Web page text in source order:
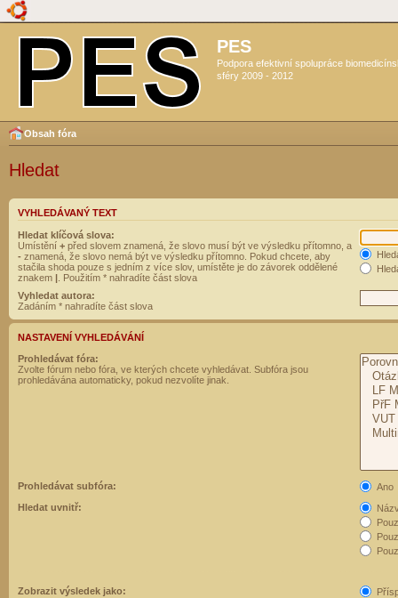
PES
Podpora efektivní spolupráce
sféry 2009 - 2012
Obsah fóra
Hledat
VYHLEDÁVANÝ TEXT
Hledat klíčová slova:
Umístění + před slovem znamená, že slovo musí být ve výsledku přítomno, a
- znamená, že slovo nemá být ve výsledku přítomno. Pokud chcete, aby
stačila shoda pouze s jedním z více slov, umístěte je do závorek oddělené
znakem | . Použitím * nahradíte část slova
Vyhledat autora:
Zadáním * nahradíte část slova
NASTAVENÍ VYHLEDÁVÁNÍ
Prohledávat fóra:
Zvolte fórum nebo fóra, ve kterých chcete vyhledávat. Subfóra jsou
prohledávána automaticky, pokud nezvolíte jinak.
Prohledávat subfóra:
Ano
Hledat uvnitř:
Zobrazit výsledek jako: